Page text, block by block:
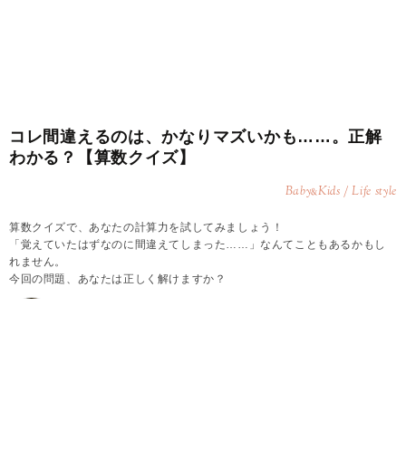
コレ間違えるのは、かなりマズいかも……。正解
わかる？【算数クイズ】
Baby&Kids / Life style
算数クイズで、あなたの計算力を試してみましょう！
「覚えていたはずなのに間違えてしまった……」なんてこともあるかもし
れません。
今回の問題、あなたは正しく解けますか？